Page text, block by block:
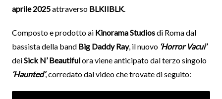
aprile 2025attraverso BLKIIBLK.
Composto e prodotto ai Kinorama Studiosdi Roma dal
bassista della band Big Daddy Ray, il nuovo ‘Horror Vacui’
deiSick N’ Beautifulora viene anticipato dal terzo singolo
‘Haunted’, corredato dal video che trovate di seguito: